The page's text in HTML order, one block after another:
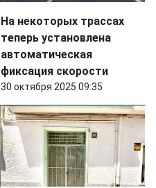
На некоторых трассах
теперь установлена
автоматическая
фиксация скорости
30 октября 2025 09:35